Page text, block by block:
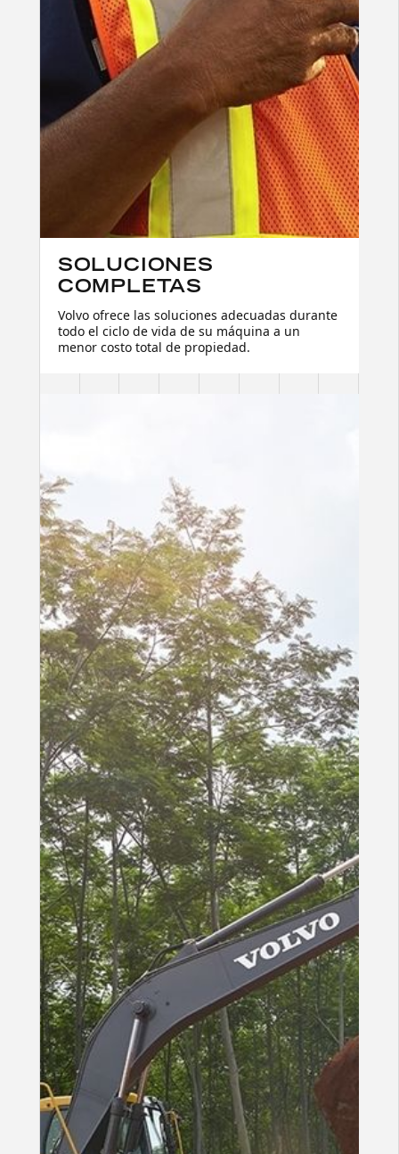
SOLUCIONES
COMPLETAS
Volvo ofrece las soluciones adecuadas durante
todo el ciclo de vida de su máquina a un
menor costo total de propiedad.